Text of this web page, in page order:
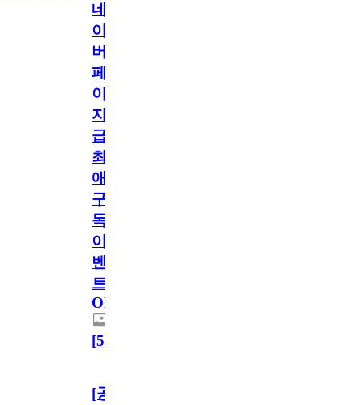
네
이
버
페
이
지
급!
최
애
구
독
이
벤
트
OPEN!
[5]
[공